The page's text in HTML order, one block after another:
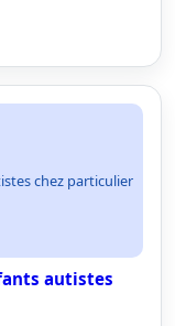
chez particulier
autistes